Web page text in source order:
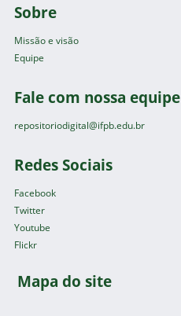
Sobre
Missão e visão
Equipe
Fale com nossa equipe
repositoriodigital@ifpb.edu.br
Redes Sociais
Facebook
Twitter
Youtube
Flickr
Mapa do site